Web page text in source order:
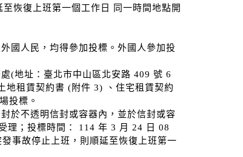
恢復上班第一個工作日 同一時間地點開
國人民，均得參加投標。外國人參加投
(地址：臺北市中山區北安路 409 號 6
地租賃契約書 (附件 3) 、住宅租賃契約
投標。
於不透明信封或容器內，並於信封或容
理；投標時間： 114 年 3 月 24 日 08
事故停止上班，則順延至恢復上班第一